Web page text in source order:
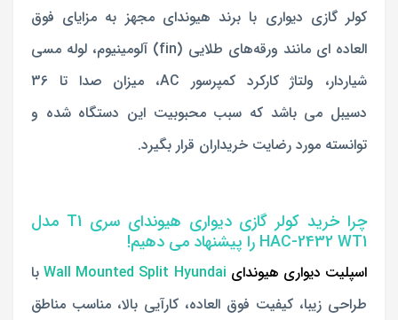
کولر گازی دیواری با برند هیوندای مجهز به مزایای فوق
العاده ا
ی مانند ورقه‌های طلایی (fin) آلومینیوم، لوله مسی
شیاردار، ولتاژ کارکرد کمپرسور AC، میزان صدا تا 36
دسیبل می باشد که سبب محبوبیت این دستگاه شده و
توانسته مورد رضایت خریداران قرار بگیرد.
چرا خرید کولر گازی دیواری هیوندای سری T1 مدل
HAC-2432 WT1 را پیشنهاد می دهیم!
اسپلیت دیواری هیوندای Wall Mounted Split Hyundaiبا
طراحی زیبا، کیفیت فوق العاده، کارآیی بالا، مناسب مناطق